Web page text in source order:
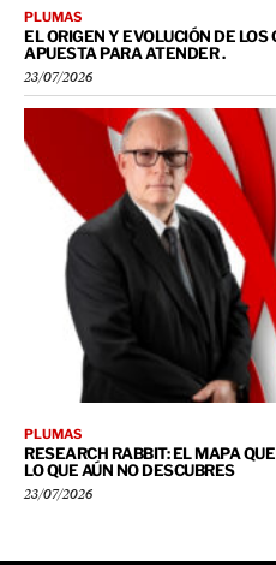
PLUMAS
EL ORIGEN Y EVOLUCIÓN DE
APUESTA PARA ATENDER .
23/07/2026
PLUMAS
RESEARCH RABBIT: EL MAPA
LO QUE AÚN NO DESCUBRES
23/07/2026